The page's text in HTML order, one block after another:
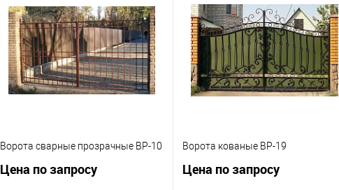
Купить в 1 клик
К сравнению
В избранное
Под заказ
Купить в 1 клик
К сравнению
В избранное
Под заказ
Ворота сварные прозрачные ВР-10
Цена по запросу
Ворота кованые ВР-19
Цена по запросу